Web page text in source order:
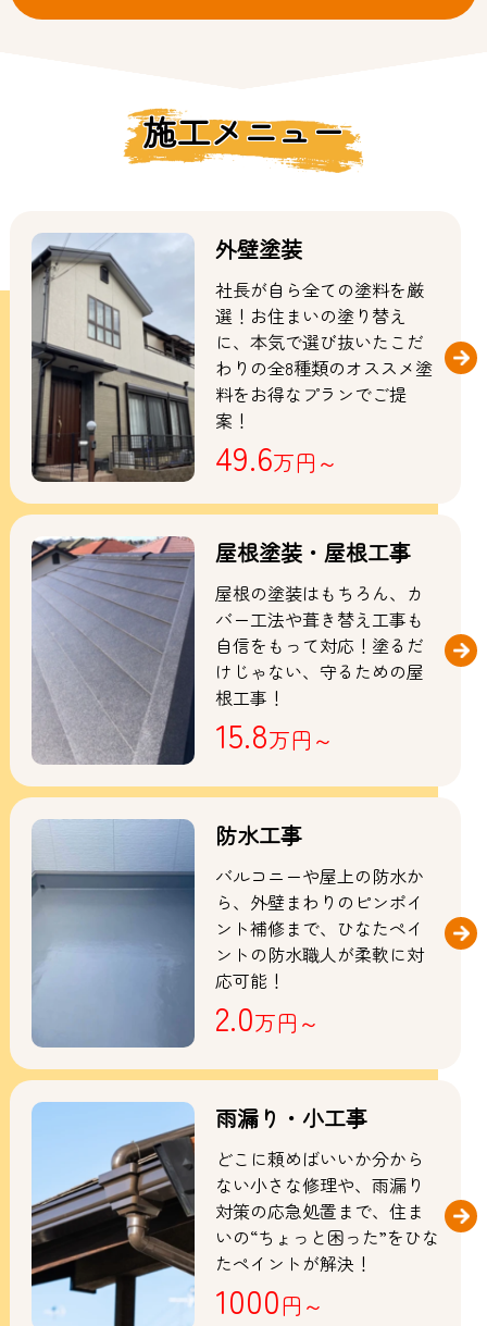
施工メニュー
外壁塗装
社長が自ら全ての塗料を厳
選！お住まいの塗り替え
に、本気で選び抜いたこだ
わりの全8種類のオススメ塗
料をお得なプランでご提
案！
49.6万円～
屋根塗装・屋根工事
屋根の塗装はもちろん、カ
バー工法や葺き替え工事も
自信をもって対応！塗るだ
けじゃない、守るための屋
根工事！
15.8万円～
防水工事
バルコニーや屋上の防水か
ら、外壁まわりのピンポイ
ント補修まで、ひなたペイ
ントの防水職人が柔軟に対
応可能！
2.0万円～
雨漏り・小工事
どこに頼めばいいか分から
ない小さな修理や、雨漏り
対策の応急処置まで、住ま
いの“ちょっと困った”をひな
たペイントが解決！
1000円～